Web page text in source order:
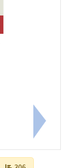
年度中小學雙
下一筆：